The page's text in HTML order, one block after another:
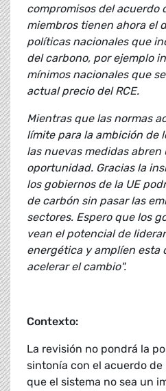
compromisos del acuerdo
miembros tienen ahora el
políticas nacionales que
del carbono, por ejemplo
mínimos nacionales que
actual precio del RCE.
Mientras que las normas
límite para la ambición de
las nuevas medidas
oportunidad. Gracias la
los gobiernos de la UE
de carbón sin pasar las
sectores. Espero que los
vean el potencial de
energética y amplíen esta
acelerar el cambio".
Contexto:
La revisión no pondrá la
sintonía con el acuerdo de
que el sistema no sea un